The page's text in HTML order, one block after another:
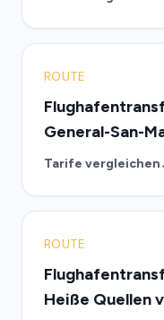
ROUTE
General-San-
Tarife vergleichen
ROUTE
Heiße Quellen